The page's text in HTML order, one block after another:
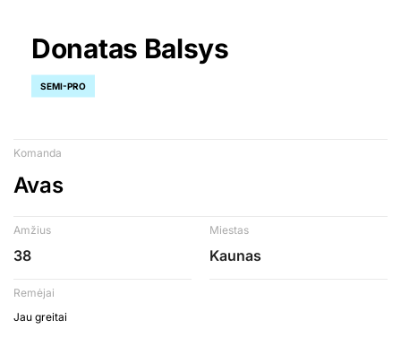
Donatas Balsys
SEMI-PRO
Komanda
Avas
Amžius
38
Miestas
Kaunas
Remėjai
Jau greitai